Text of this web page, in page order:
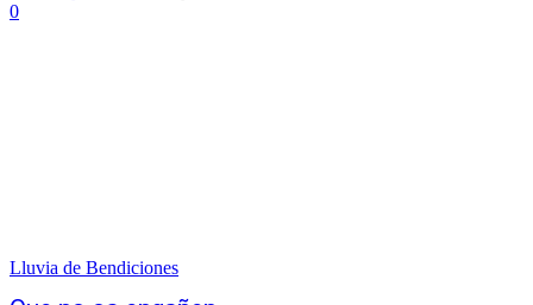
0
Lluvia de Bendiciones